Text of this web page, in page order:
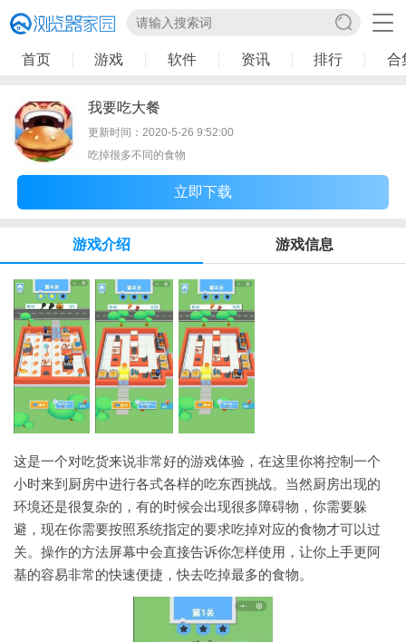
首页 游戏 软件 资讯 排行 合
我要吃大餐
更新时间：2020-5-26 9:52:00
吃掉很多不同的食物
立即下载
游戏介绍 游戏信息
这是一个对吃货来说非常好的游戏体验，在这里你将控制一个
小时来到厨房中进行各式各样的吃东西挑战。当然厨房出现的
环境还是很复杂的，有的时候会出现很多障碍物，你需要躲
避，现在你需要按照系统指定的要求吃掉对应的食物才可以过
关。操作的方法屏幕中会直接告诉你怎样使用，让你上手更阿
基的容易非常的快速便捷，快去吃掉最多的食物。